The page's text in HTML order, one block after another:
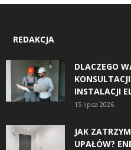
REDAKCJA
DLACZEGO
INSTALACJI
15 lipca 2026
JAK
UPAŁÓW?